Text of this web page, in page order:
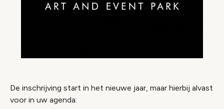
De inschrijving start in het nieuwe jaar, maar hierbij alvast
voor in uw agenda: